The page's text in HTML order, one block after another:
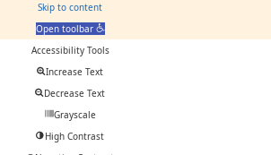
Skip to content
Open toolbar
Accessibility Tools
Increase Text
Decrease Text
Grayscale
High Contrast